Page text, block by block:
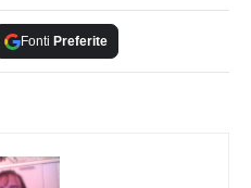
Fonti Preferite